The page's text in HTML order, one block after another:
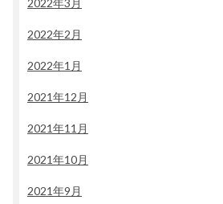
2022年2月
2022年1月
2021年12月
2021年11月
2021年10月
2021年9月